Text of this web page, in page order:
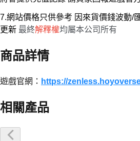
7.網站價格只供參考 因來貨價錢波動/
更新 最終解釋權均屬本公司所有
商品詳情
遊戲官網： https://
相關產品